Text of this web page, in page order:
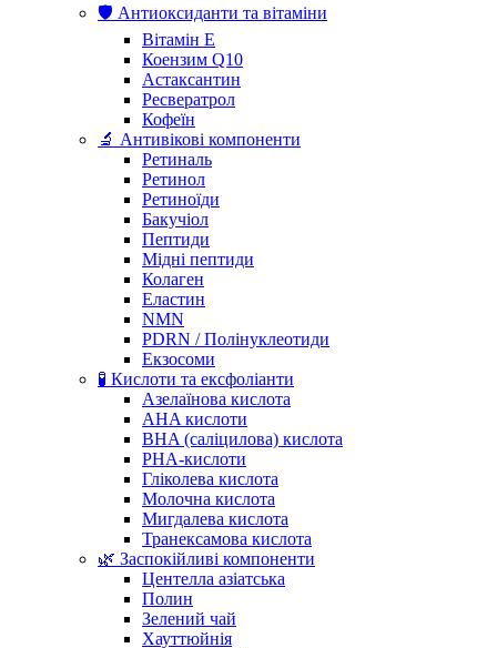
🛡️ Антиоксиданти та вітаміни
Вітамін Е
Коензим Q10
Астаксантин
Ресвератрол
Кофеїн
🔬 Антивікові компоненти
Ретиналь
Ретинол
Ретиноїди
Бакучіол
Пептиди
Мідні пептиди
Колаген
Еластин
NMN
PDRN / Полінуклеотиди
Екзосоми
🧪 Кислоти та ексфоліанти
Азелаїнова кислота
AHA кислоти
BHA (саліцилова) кислота
PHA-кислоти
Гліколева кислота
Молочна кислота
Мигдалева кислота
Транексамова кислота
🌿 Заспокійливі компоненти
Центелла азіатська
Полин
Зелений чай
Хауттюйнія